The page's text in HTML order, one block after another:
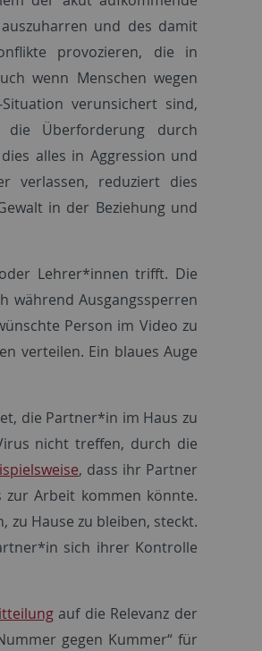
und des damit
provozieren, die in
wenn Menschen wegen
verunsichert sind,
die Überforderung durch
alles in Aggression und
verlassen, reduziert dies
in der Beziehung und
Lehrer*innen trifft. Die
während Ausgangssperren
Person im Video zu
verteilen. Ein blaues Auge
die Partner*in im Haus zu
nicht treffen, durch die
, dass ihr Partner
Arbeit kommen könnte.
Hause zu bleiben, steckt.
sich ihrer Kontrolle
auf die Relevanz der
gegen Kummer“ für